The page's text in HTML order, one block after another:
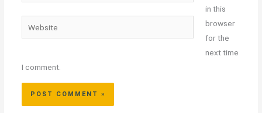
Website
in this
browser
for the
next time
I comment.